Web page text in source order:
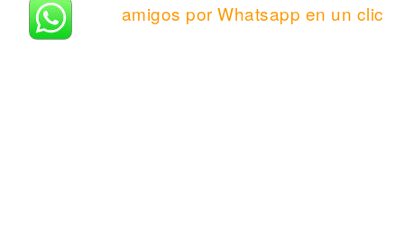
amigos por Whatsapp en un clic